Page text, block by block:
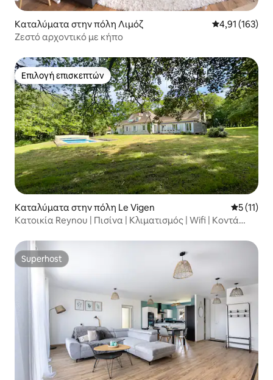
Καταλύματα στην πόλη Λιμόζ Μέση
4,91 (163)
Ζεστό αρχοντικό με κήπο
Επιλογή επισκεπτών
Επιλογή επισκεπτών
Καταλύματα στην πόλη Le Vigen Μέση
5 (11)
Κατοικία Reynou | Πισίνα | Κλιματισμός | Wifi | Κοντά
Superhost
Superhost